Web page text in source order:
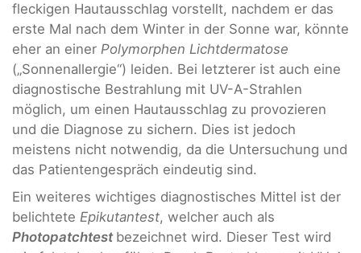
fleckigen Hautausschlag vorstellt, nachdem er das
erste Mal nach dem Winter in der Sonne war, könnte
eher an einer Polymorphen Lichtdermatose
(„Sonnenallergie“) leiden. Bei letzterer ist auch eine
diagnostische Bestrahlung mit UV-A-Strahlen
möglich, um einen Hautausschlag zu provozieren
und die Diagnose zu sichern. Dies ist jedoch
meistens nicht notwendig, da die Untersuchung und
das Patientengespräch eindeutig sind.
Ein weiteres wichtiges diagnostisches Mittel ist der
belichtete Epikutantest, welcher auch als
Photopatchtest bezeichnet wird. Dieser Test wird